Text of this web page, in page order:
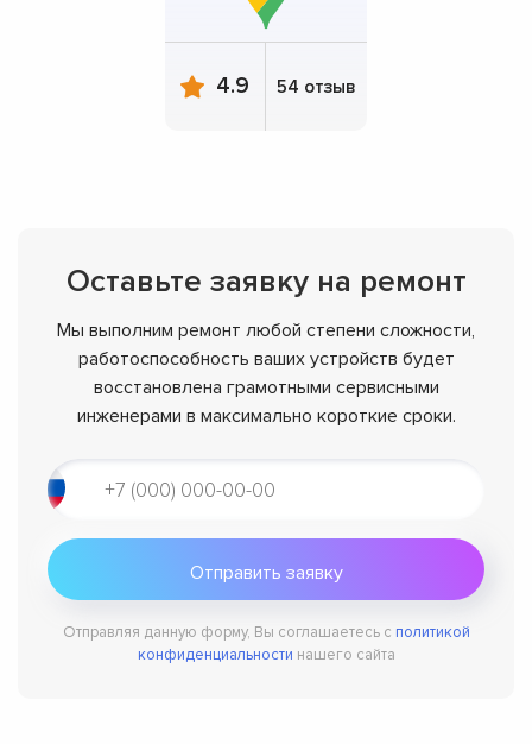
4.9 54 отзыв
Оставьте заявку на ремонт
Мы выполним ремонт любой степени сложности,
работоспособность ваших устройств будет
восстановлена грамотными сервисными
инженерами в максимально короткие сроки.
Отправляя данную форму, Вы соглашаетесь с политикой
конфиденциальности нашего сайта